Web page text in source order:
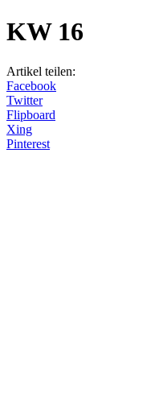
KW 16
Artikel teilen:
Facebook
Twitter
Flipboard
Xing
Pinterest